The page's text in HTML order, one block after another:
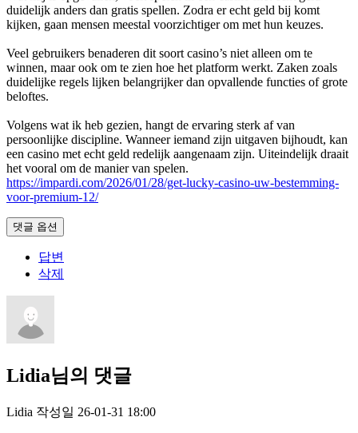
duidelijk anders dan gratis spellen. Zodra er echt geld bij komt
kijken, gaan mensen meestal voorzichtiger om met hun keuzes.
Veel gebruikers benaderen dit soort casino’s niet alleen om te
winnen, maar ook om te zien hoe het platform werkt. Zaken zoals
duidelijke regels lijken belangrijker dan opvallende functies of grote
beloftes.
Volgens wat ik heb gezien, hangt de ervaring sterk af van
persoonlijke discipline. Wanneer iemand zijn uitgaven bijhoudt, kan
een casino met echt geld redelijk aangenaam zijn. Uiteindelijk draait
het vooral om de manier van spelen.
https://impardi.com/2026/01/28/get-lucky-casino-uw-bestemming-
voor-premium-12/
댓글 옵션
답변
삭제
Lidia님의 댓글
Lidia 작성일 26-01-31 18:00